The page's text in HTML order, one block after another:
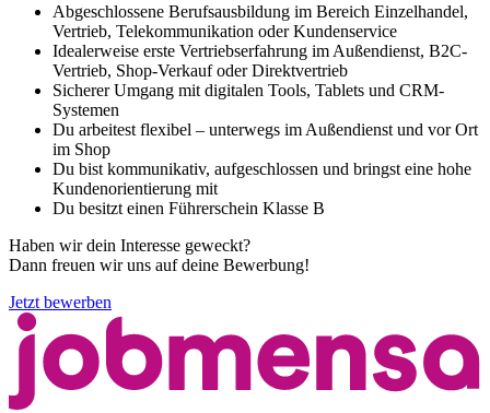
Abgeschlossene Berufsausbildung im Bereich Einzelhandel,
Vertrieb, Telekommunikation oder Kundenservice
Idealerweise erste Vertriebserfahrung im Außendienst, B2C-
Vertrieb, Shop-Verkauf oder Direktvertrieb
Sicherer Umgang mit digitalen Tools, Tablets und CRM-
Systemen
Du arbeitest flexibel – unterwegs im Außendienst und vor Ort
im Shop
Du bist kommunikativ, aufgeschlossen und bringst eine hohe
Kundenorientierung mit
Du besitzt einen Führerschein Klasse B
Haben wir dein Interesse geweckt?
Dann freuen wir uns auf deine Bewerbung!
Jetzt bewerben